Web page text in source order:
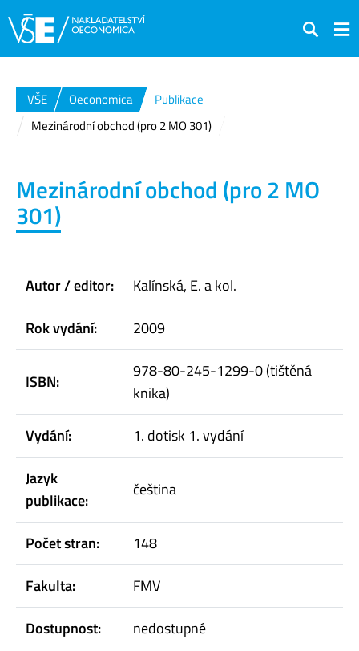
Hledat
VŠE Oeconomica
Publikace
Mezinárodní obchod (pro 2 MO 301)
Mezinárodní obchod (pro 2 MO
301)
Autor / editor:
Kalínská, E. a kol.
Rok vydání:
2009
ISBN:
978-80-245-1299-0 (tištěná
knika)
Vydání:
1. dotisk 1. vydání
Jazyk
publikace:
čeština
Počet stran:
148
Fakulta:
FMV
Dostupnost:
nedostupné